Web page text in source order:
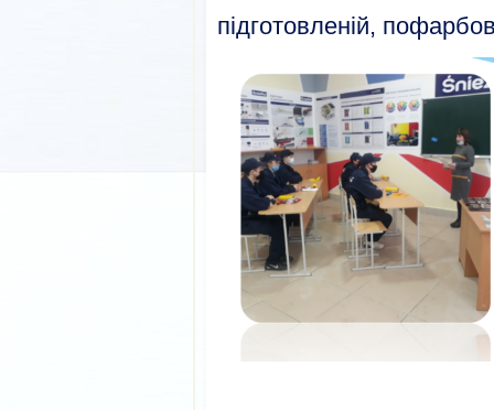
підготовленій,